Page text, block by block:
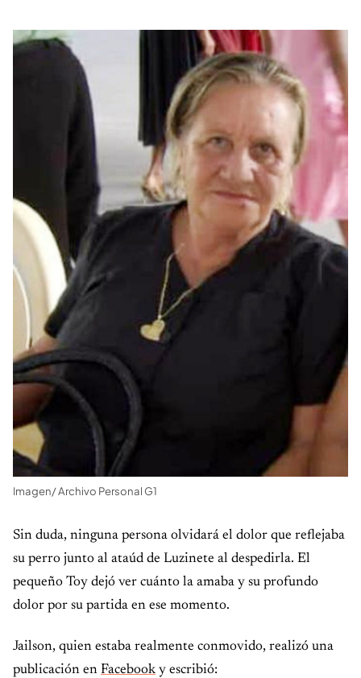
Imagen/ Archivo Personal G1
Sin duda, ninguna persona olvidará el dolor que reflejaba
su perro junto al ataúd de Luzinete al despedirla. El
pequeño Toy dejó ver cuánto la amaba y su profundo
dolor por su partida en ese momento.
Jailson, quien estaba realmente conmovido, realizó una
publicación en Facebook y escribió: